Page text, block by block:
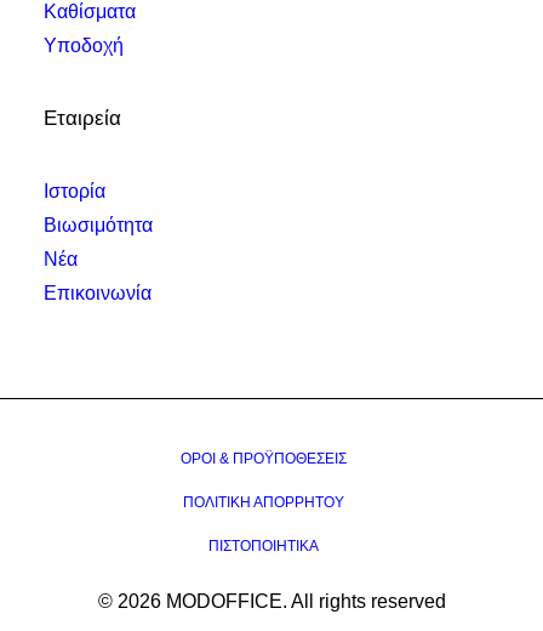
Καθίσματα
Υποδοχή
Εταιρεία
Ιστορία
Βιωσιμότητα
Νέα
Επικοινωνία
© 2026 MODOFFICE. All rights reserved
ΌΡΟΙ & ΠΡΟΫΠΟΘΈΣΕΙΣ
ΠΟΛΙΤΙΚΉ ΑΠΟΡΡΉΤΟΥ
ΠΙΣΤΟΠΟΙΗΤΙΚΆ